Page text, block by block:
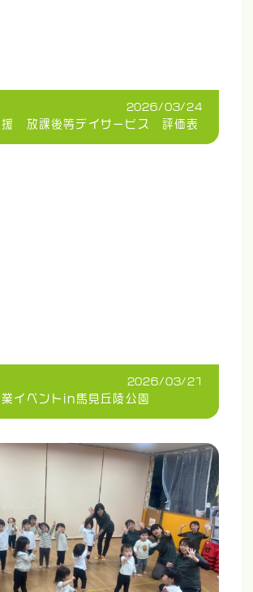
2026/03/24
援 放課後等デイサービス 評価表
2026/03/21
イベントin馬見丘陵公園